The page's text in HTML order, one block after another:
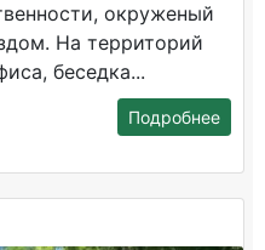
окруженый
На территорий
беседка...
Подробнее